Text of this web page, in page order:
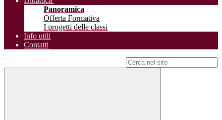
Panoramica
Offerta Formativa
I progetti delle classi
Info utili
Contatti